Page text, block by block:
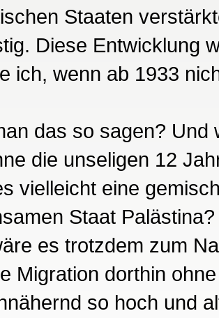
Staaten
Diese Entwicklung
ich, wenn ab 1933
das so sagen?
die unseligen 12
vielleicht eine
Staat Palästina?
es trotzdem zum
Migration dorthin
so hoch und